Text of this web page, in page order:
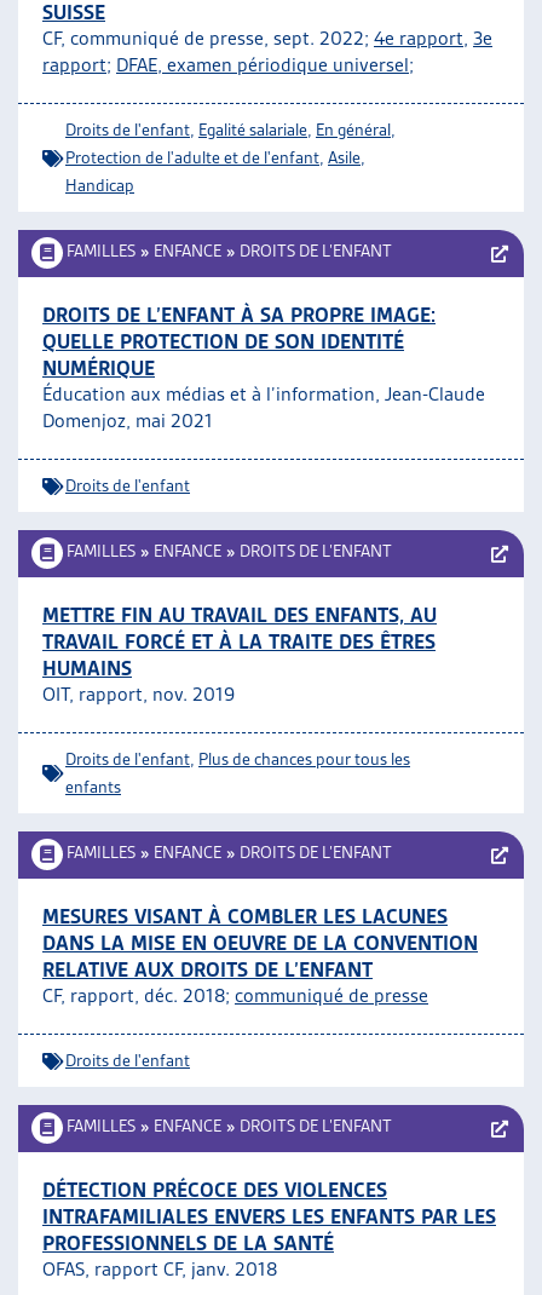
SUISSE
CF, communiqué de presse, sept. 2022; 4e rapport, 3e
rapport; DFAE, examen périodique universel;
Droits de l'enfant Egalité salariale En général
Protection de l'adulte et de l'enfant Asile
Handicap
FAMILLES » ENFANCE » DROITS DE L’ENFANT
DROITS DE L’ENFANT À SA PROPRE IMAGE:
QUELLE PROTECTION DE SON IDENTITÉ
NUMÉRIQUE
Éducation aux médias et à l’information, Jean-Claude
Domenjoz, mai 2021
Droits de l'enfant
FAMILLES » ENFANCE » DROITS DE L’ENFANT
METTRE FIN AU TRAVAIL DES ENFANTS, AU
TRAVAIL FORCÉ ET À LA TRAITE DES ÊTRES
HUMAINS
OIT, rapport, nov. 2019
Droits de l'enfant Plus de chances pour tous les
enfants
FAMILLES » ENFANCE » DROITS DE L’ENFANT
MESURES VISANT À COMBLER LES LACUNES
DANS LA MISE EN OEUVRE DE LA CONVENTION
RELATIVE AUX DROITS DE L’ENFANT
CF, rapport, déc. 2018; communiqué de presse
Droits de l'enfant
FAMILLES » ENFANCE » DROITS DE L’ENFANT
DÉTECTION PRÉCOCE DES VIOLENCES
INTRAFAMILIALES ENVERS LES ENFANTS PAR LES
PROFESSIONNELS DE LA SANTÉ
OFAS, rapport CF, janv. 2018